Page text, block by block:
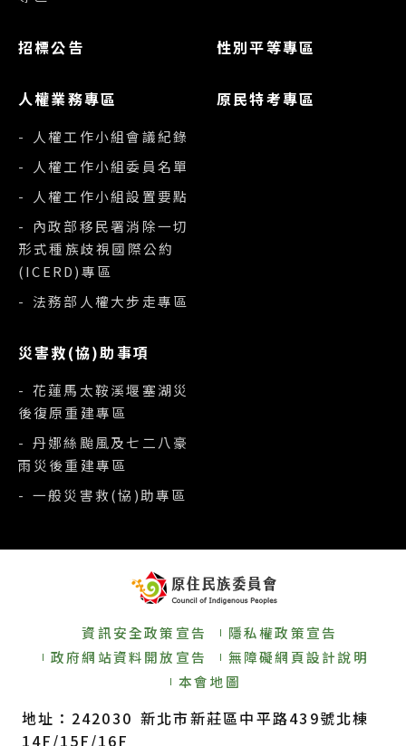
招標公告 性別平等專區
人權業務專區
- 人權工作小組會議紀錄
- 人權工作小組委員名單
- 人權工作小組設置要點
- 內政部移民署消除一切
形式種族歧視國際公約
(ICERD)專區
- 法務部人權大步走專區
原民特考專區
災害救(協)助事項
- 花蓮馬太鞍溪堰塞湖災
後復原重建專區
- 丹娜絲颱風及七二八豪
雨災後重建專區
- 一般災害救(協)助專區
資訊安全政策宣告
隱私權政策宣告
政府網站資料開放宣告
無障礙網頁設計說明
本會地圖
地址：242030 新北市新莊區中平路439號北棟
14F/15F/16F